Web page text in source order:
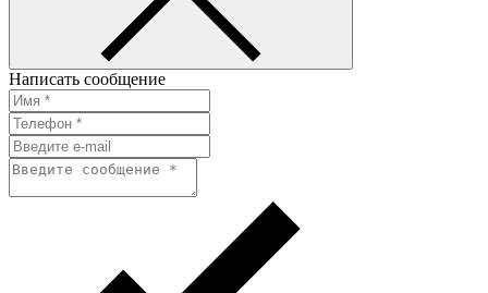
Написать сообщение